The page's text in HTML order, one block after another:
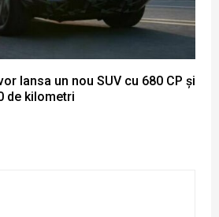
lansa un nou SUV cu 680 CP și
de kilometri